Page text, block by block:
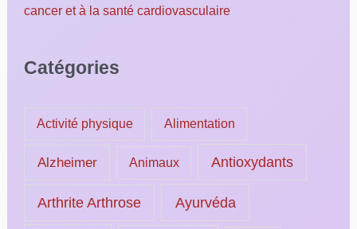
cancer et à la santé cardiovasculaire
Catégories
Activité physique Alimentation
Alzheimer Animaux Antioxydants
Arthrite Arthrose Ayurvéda